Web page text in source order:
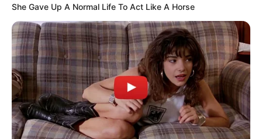
Ένα πείραμα που η ΝΤΠ το παρερμήνευσε κατά το δοκούν.
Και στήριξε επάνω του την απόφαση...
ΚΟΙΝΩΝΙΚΑ ΔΙΚΤΥΑ
FACEBOOK ΑΡΈΣΕΙ
She Gave Up A Normal Life To Act Like A Horse